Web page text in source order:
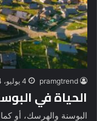
pramgtrend 4 يوليو، 2024
الحياة في
البوسنة والهرسك، أو